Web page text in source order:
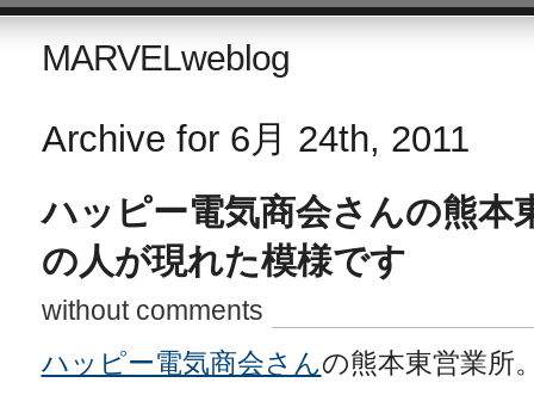
MARVELweblog
Archive for 6月 24th, 2011
ハッピー電気商会さんの熊本
の人が現れた模様です
without comments
ハッピー電気商会さんの熊本東営業所